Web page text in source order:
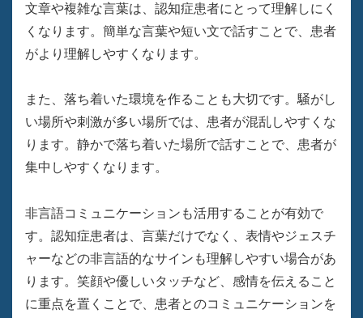
文章や複雑な言葉は、認知症患者にとって理解しにく
くなります。簡単な言葉や短い文で話すことで、患者
がより理解しやすくなります。
また、落ち着いた環境を作ることも大切です。騒がし
い場所や刺激が多い場所では、患者が混乱しやすくな
ります。静かで落ち着いた場所で話すことで、患者が
集中しやすくなります。
非言語コミュニケーションも活用することが有効で
す。認知症患者は、言葉だけでなく、表情やジェスチ
ャーなどの非言語的なサインも理解しやすい場合があ
ります。笑顔や優しいタッチなど、感情を伝えること
に重点を置くことで、患者とのコミュニケーションを